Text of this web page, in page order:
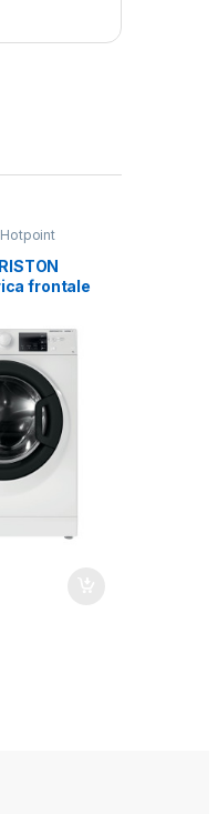
Hotpoint
Libera
frontale